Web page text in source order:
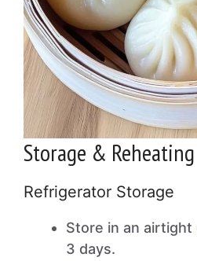
Storage &
Refrigerator Storage
Store in an
3 days.